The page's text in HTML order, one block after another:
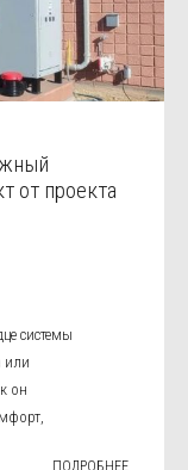
от проекта
системы
или
он
ПОДРОБНЕЕ